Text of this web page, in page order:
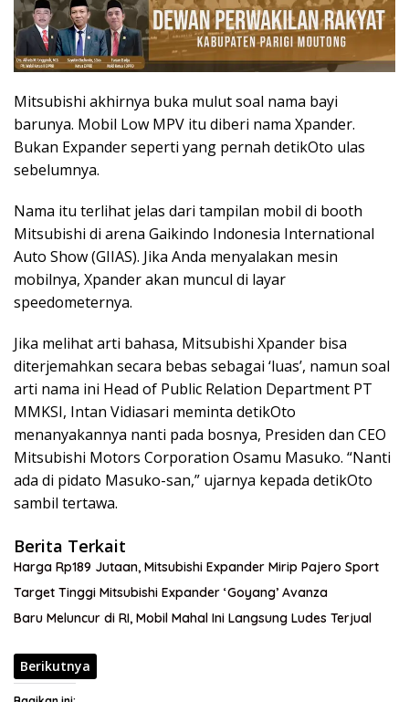
Mitsubishi akhirnya buka mulut soal nama bayi
barunya. Mobil Low MPV itu diberi nama Xpander.
Bukan Expander seperti yang pernah detikOto ulas
sebelumnya.
Nama itu terlihat jelas dari tampilan mobil di booth
Mitsubishi di arena Gaikindo Indonesia International
Auto Show (GIIAS). Jika Anda menyalakan mesin
mobilnya, Xpander akan muncul di layar
speedometernya.
Jika melihat arti bahasa, Mitsubishi Xpander bisa
diterjemahkan secara bebas sebagai ‘luas’, namun soal
arti nama ini Head of Public Relation Department PT
MMKSI, Intan Vidiasari meminta detikOto
menanyakannya nanti pada bosnya, Presiden dan CEO
Mitsubishi Motors Corporation Osamu Masuko. “Nanti
ada di pidato Masuko-san,” ujarnya kepada detikOto
sambil tertawa.
Berita Terkait
Harga Rp189 Jutaan, Mitsubishi Expander Mirip Pajero Sport
Target Tinggi Mitsubishi Expander ‘Goyang’ Avanza
Baru Meluncur di RI, Mobil Mahal Ini Langsung Ludes Terjual
Berikutnya